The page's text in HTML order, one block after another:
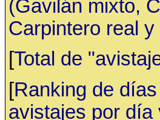
(Gavilán mixto,
Carpintero real
[Total de
[Ranking de
avistajes por día